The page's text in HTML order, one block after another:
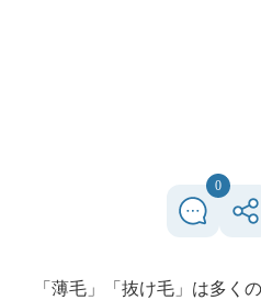
0
「薄毛」「抜け毛」は多く